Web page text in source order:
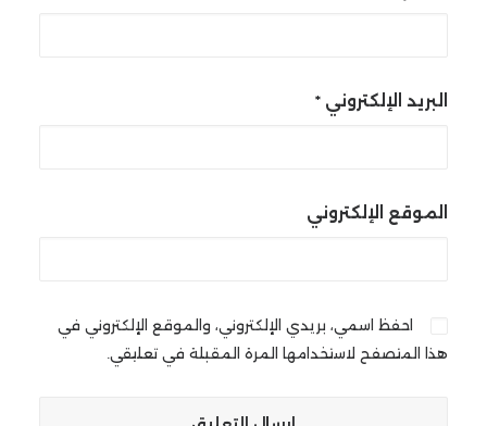
البريد الإلكتروني *
الموقع الإلكتروني
احفظ اسمي، بريدي الإلكتروني، والموقع الإلكتروني في
هذا المتصفح لاستخدامها المرة المقبلة في تعليقي.